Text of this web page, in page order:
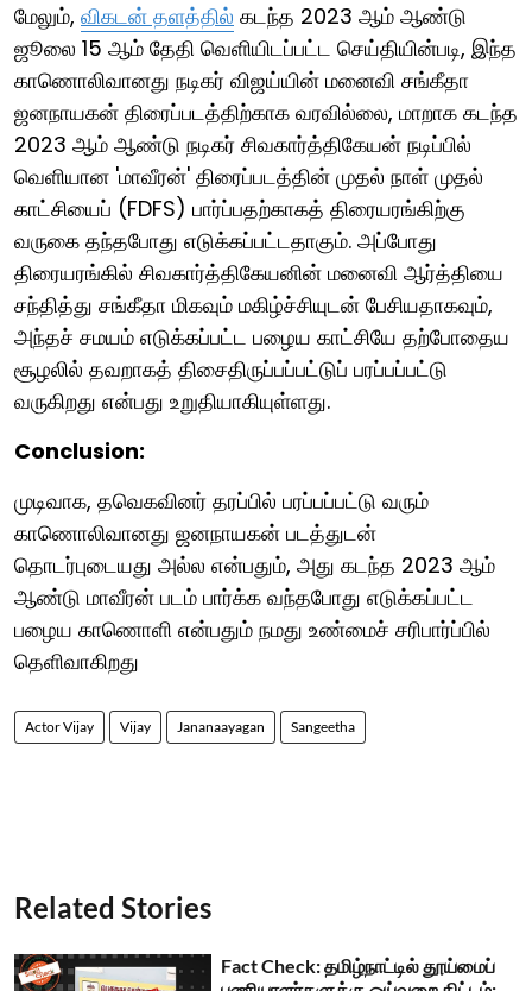
மேலும், விகடன் தளத்தில் கடந்த 2023 ஆம் ஆண்டு
ஜூலை 15 ஆம் தேதி வெளியிடப்பட்ட செய்தியின்படி, இந்த
காணொலிவானது நடிகர் விஜய்யின் மனைவி சங்கீதா
ஜனநாயகன் திரைப்படத்திற்காக வரவில்லை, மாறாக கடந்த
2023 ஆம் ஆண்டு நடிகர் சிவகார்த்திகேயன் நடிப்பில்
வெளியான 'மாவீரன்' திரைப்படத்தின் முதல் நாள் முதல்
காட்சியைப் (FDFS) பார்ப்பதற்காகத் திரையரங்கிற்கு
வருகை தந்தபோது எடுக்கப்பட்டதாகும். அப்போது
திரையரங்கில் சிவகார்த்திகேயனின் மனைவி ஆர்த்தியை
சந்தித்து சங்கீதா மிகவும் மகிழ்ச்சியுடன் பேசியதாகவும்,
அந்தச் சமயம் எடுக்கப்பட்ட பழைய காட்சியே தற்போதைய
சூழலில் தவறாகத் திசைதிருப்பப்பட்டுப் பரப்பப்பட்டு
வருகிறது என்பது உறுதியாகியுள்ளது.
Conclusion:
முடிவாக, தவெகவினர் தரப்பில் பரப்பப்பட்டு வரும்
காணொலிவானது ஜனநாயகன் படத்துடன்
தொடர்புடையது அல்ல என்பதும், அது கடந்த 2023 ஆம்
ஆண்டு மாவீரன் படம் பார்க்க வந்தபோது எடுக்கப்பட்ட
பழைய காணொளி என்பதும் நமது உண்மைச் சரிபார்ப்பில்
தெளிவாகிறது
Actor Vijay Vijay Jananaayagan Sangeetha
Related Stories
Fact Check: தமிழ்நாட்டில் தூய்மைப்